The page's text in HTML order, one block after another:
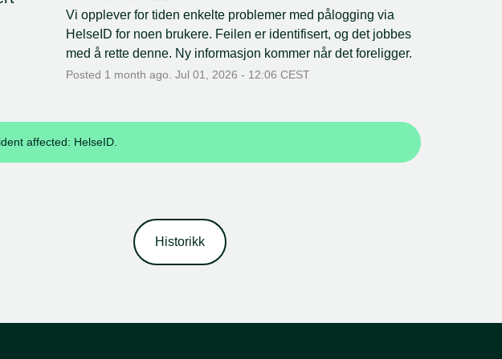
Vi opplever for tiden enkelte problemer med pålogging via
HelseID for noen brukere. Feilen er identifisert, og det jobbes
med å rette denne. Ny informasjon kommer når det foreligger.
Posted 1 month ago. Jul 01 2026 - 12:06 CEST
affected: HelseID.
Historikk